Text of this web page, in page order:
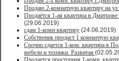
Продаю 2-комнатную квартиру на
Продаётся 1-ая квартира в
(29.06.2019)
сдам 1-комн квартиру (24.06.2019)
Собственик продаст 1 комнатную
Срочно сдается 1-ком. квартира в
мебели и техники. Развитая
Продается просторная 1-комн.